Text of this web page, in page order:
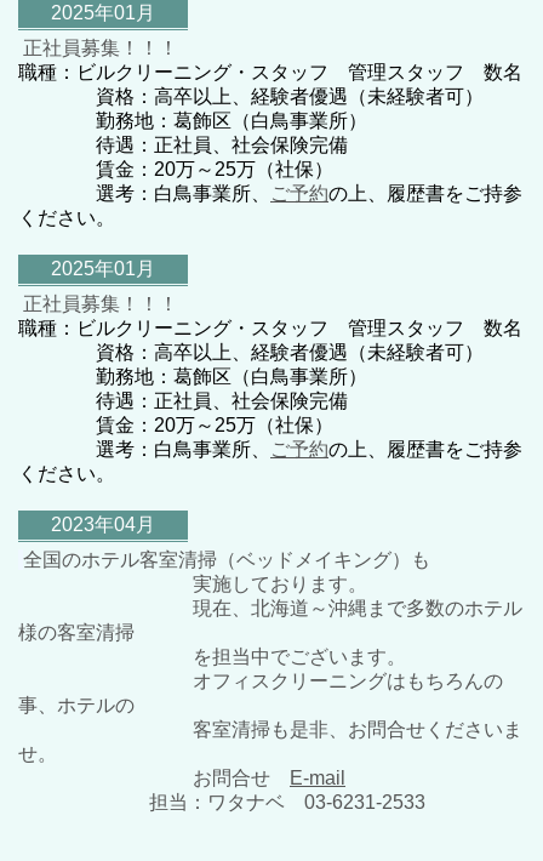
2025年01月
正社員募集！！！
職種：ビルクリーニング・スタッフ 管理スタッフ 数名
資格：高卒以上、経験者優遇（未経験者可）
勤務地：葛飾区（白鳥事業所）
待遇：正社員、社会保険完備
賃金：20万～25万（社保）
選考：白鳥事業所、
ご予約の上、履歴書をご持参
ください。
2025年01月
正社員募集！！！
職種：ビルクリーニング・スタッフ 管理スタッフ 数名
資格：高卒以上、経験者優遇（未経験者可）
勤務地：葛飾区（白鳥事業所）
待遇：正社員、社会保険完備
賃金：20万～25万（社保）
選考：白鳥事業所、
ご予約の上、履歴書をご持参
ください。
2023年04月
全国のホテル客室清掃（ベッドメイキング）も
実施しております。
現在、北海道～沖縄まで多数のホテル
様の客室清掃
を担当中でございます。
オフィスクリーニングはもちろんの
事、ホテルの
客室清掃も是非、お問合せくださいま
せ。
お問合せ
E-mail
担当：ワタナベ 03-6231-2533